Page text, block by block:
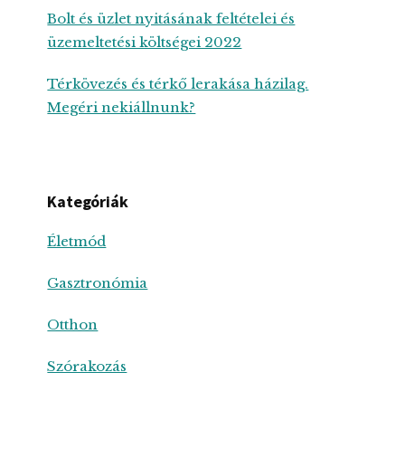
Bolt és üzlet nyitásának feltételei és
üzemeltetési költségei 2022
Térkövezés és térkő lerakása házilag.
Megéri nekiállnunk?
Kategóriák
Életmód
Gasztronómia
Otthon
Szórakozás